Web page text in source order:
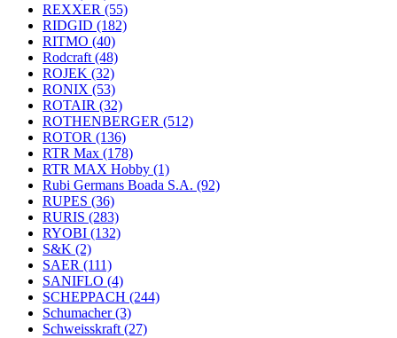
REXXER (55)
RIDGID (182)
RITMO (40)
Rodcraft (48)
ROJEK (32)
RONIX (53)
ROTAIR (32)
ROTHENBERGER (512)
ROTOR (136)
RTR Max (178)
RTR MAX Hobby (1)
Rubi Germans Boada S.A. (92)
RUPES (36)
RURIS (283)
RYOBI (132)
S&K (2)
SAER (111)
SANIFLO (4)
SCHEPPACH (244)
Schumacher(3)
Schweisskraft (27)